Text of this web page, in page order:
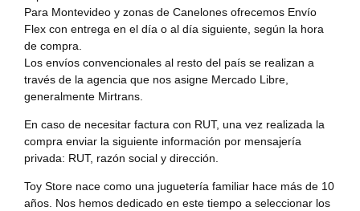
Para Montevideo y zonas de Canelones ofrecemos Envío
Flex con entrega en el día o al día siguiente, según la hora
de compra.
Los envíos convencionales al resto del país se realizan a
través de la agencia que nos asigne Mercado Libre,
generalmente Mirtrans.
En caso de necesitar factura con RUT, una vez realizada la
compra enviar la siguiente información por mensajería
privada: RUT, razón social y dirección.
Toy Store nace como una juguetería familiar hace más de 10
años. Nos hemos dedicado en este tiempo a seleccionar los